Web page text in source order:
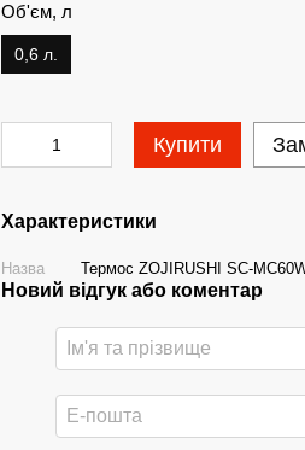
Об'єм, л
0,6 л.
Купити
Характеристики
Назва Термос ZOJIRUSHI SC-
Новий відгук або коментар